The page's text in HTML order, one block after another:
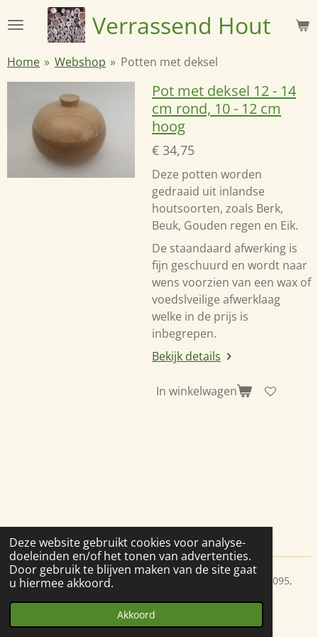
Deze website gebruikt cookies voor analyse-
doeleinden en/of het tonen van advertenties.
Door gebruik te blijven maken van de site gaat
u hiermee akkoord.
Akkoord
direct
de
hoofdinhoud
Verrassend Hout
Home » Webshop » Potten met deksel
Pot met deksel 12 - 14
cm rond, 10 - 12 cm
hoog
€ 34,75
Deze potten worden
gedraaid uit inlandse
houtsoorten, zoals Berk,
Beuk, Gouden regen en Eik.
De staandaard afwerking is
fijn geschuurd en wordt naar
wens voorzien van een wax of
voedslveilige afwerklaag
welke in de prijs is
inbegrepen.
Bekijk details
In winkelwagen
© 2020 verrassend hout, Berkel en Rodenrijs, kvk 27185095,